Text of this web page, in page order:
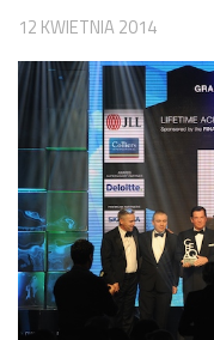
12 KWIETNIA 2014